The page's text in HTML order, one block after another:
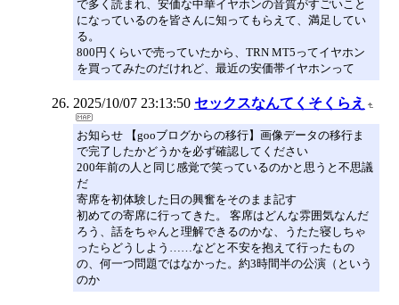
で多く読まれ、安価な中華イヤホンの音質がすごいこと
になっているのを皆さんに知ってもらえて、満足してい
る。
800円くらいで売っていたから、TRN MT5ってイヤホン
を買ってみたのだけれど、最近の安価帯イヤホンって
2025/10/07 23:13:50 セックスなんてくそくらえ
お知らせ 【gooブログからの移行】画像データの移行ま
で完了したかどうかを必ず確認してください
200年前の人と同じ感覚で笑っているのかと思うと不思議
だ
寄席を初体験した日の興奮をそのまま記す
初めての寄席に行ってきた。 客席はどんな雰囲気なんだ
ろう、話をちゃんと理解できるのかな、うたた寝しちゃ
ったらどうしよう……などと不安を抱えて行ったもの
の、何一つ問題ではなかった。約3時間半の公演（という
のか